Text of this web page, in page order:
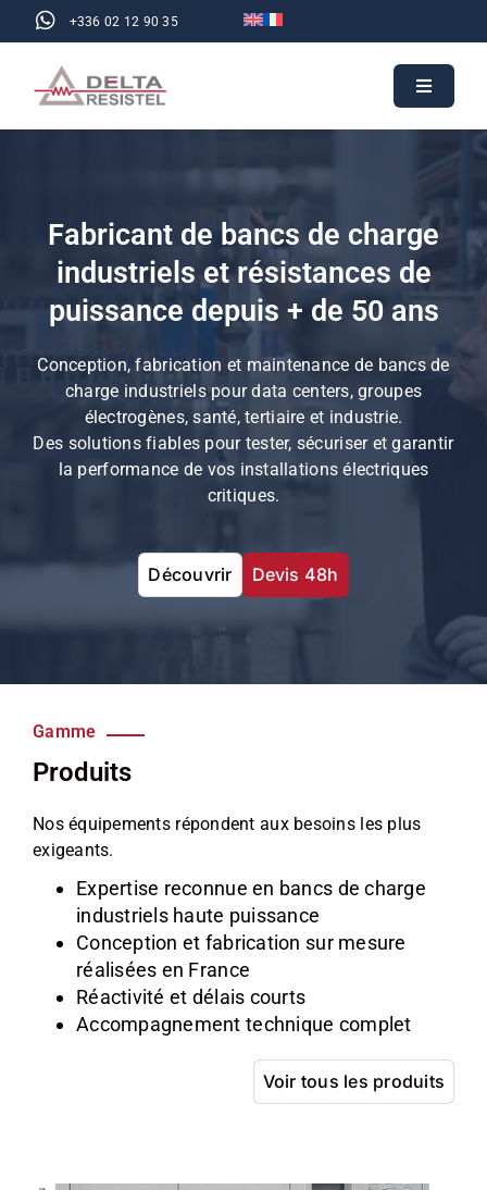
Passer
au
contenu
+336 02 12 90 35
Toggle
Accueil
Applications
A propos
Ressources
Contact
Fabricant de bancs de charge
industriels et résistances de
puissance depuis + de 50 ans
Conception, fabrication et maintenance de bancs de
charge industriels pour data centers, groupes
électrogènes, santé, tertiaire et industrie.
Des solutions fiables pour tester, sécuriser et garantir
la performance de vos installations électriques
critiques.
Découvrir Devis 48h
Gamme
Produits
Nos équipements répondent aux besoins les plus
exigeants.
Expertise reconnue en bancs de charge
industriels haute puissance
Conception et fabrication sur mesure
réalisées en France
Réactivité et délais courts
Accompagnement technique complet
Voir tous les produits